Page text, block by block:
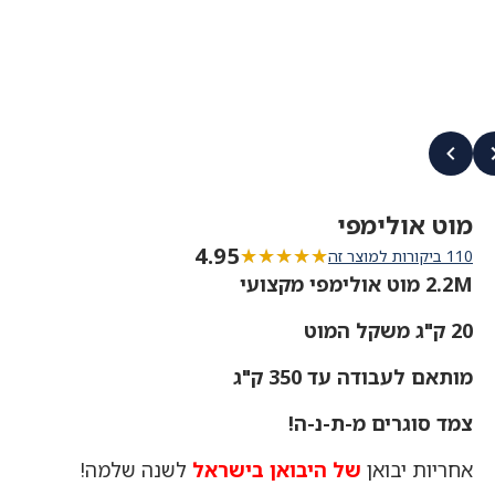
מוט אולימפי
110 ביקורות למוצר זה ★★★★★
★★★★★
4.95
2.2M מוט אולימפי מקצועי
20 ק"ג משקל המוט
מותאם לעבודה עד 350 ק"ג
צמד סוגרים מ-ת-נ-ה!
אחריות יבואן של היבואן בישראל לשנה שלמה!